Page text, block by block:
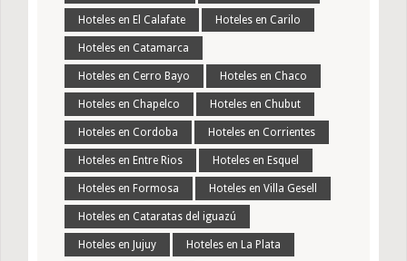
Hoteles en El Calafate Hoteles en Carilo
Hoteles en Catamarca
Hoteles en Cerro Bayo Hoteles en Chaco
Hoteles en Chapelco Hoteles en Chubut
Hoteles en Cordoba Hoteles en Corrientes
Hoteles en Entre Rios Hoteles en Esquel
Hoteles en Formosa Hoteles en Villa Gesell
Hoteles en Cataratas del iguazú
Hoteles en Jujuy Hoteles en La Plata